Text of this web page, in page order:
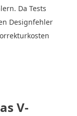
Da Tests
Designfehler
V-